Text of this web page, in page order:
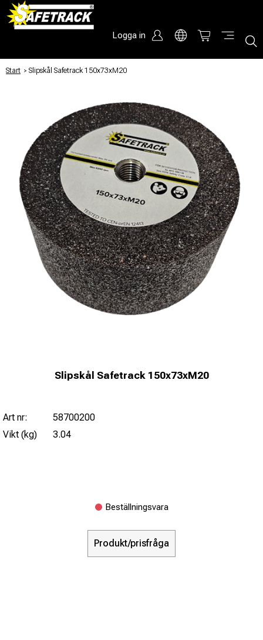
Logga in
Start / Slipskål Safetrack 150x73xM20
Slipskål Safetrack 150x73xM20
Art nr:
58700200
Vikt (kg)
3.04
Beställningsvara
Produkt/prisfråga